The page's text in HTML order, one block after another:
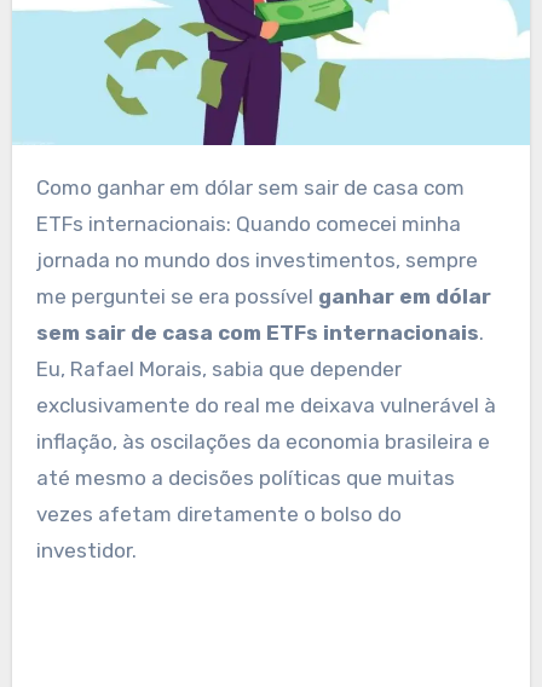
Como ganhar em dólar sem sair de casa com
ETFs internacionais: Quando comecei minha
jornada no mundo dos investimentos, sempre
me perguntei se era possível ganhar em dólar
sem sair de casa com ETFs internacionais.
Eu, Rafael Morais, sabia que depender
exclusivamente do real me deixava vulnerável à
inflação, às oscilações da economia brasileira e
até mesmo a decisões políticas que muitas
vezes afetam diretamente o bolso do
investidor.